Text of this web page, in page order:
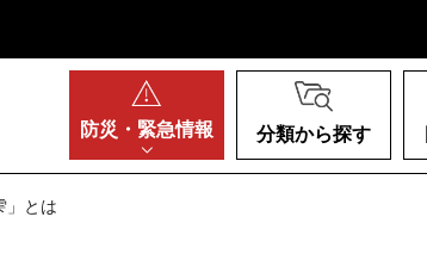
防災・ 緊急情報 分類から探す
」とは